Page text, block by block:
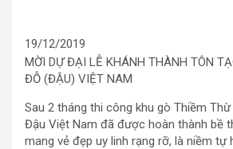
19/12/2019
MỜI DỰ ĐẠI LỄ KHÁNH THÀNH TÔN
ĐỖ (ĐẬU) VIỆT NAM
Sau 2 tháng thi công khu gò Thiềm
Đậu Việt Nam đã được hoàn thành bề
mang vẻ đẹp uy linh rạng rỡ, là niềm tự